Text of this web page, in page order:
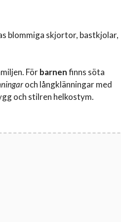
blommiga skjortor, bastkjolar,
Förbarnenfinns söta
och långklänningar med
och stilren helkostym.